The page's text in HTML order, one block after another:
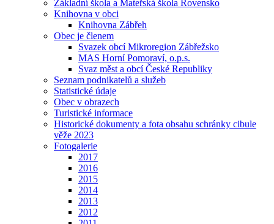
Základní škola a Mateřská škola Rovensko
Knihovna v obci
Knihovna Zábřeh
Obec je členem
Svazek obcí Mikroregion Zábřežsko
MAS Horní Pomoraví, o.p.s.
Svaz měst a obcí České Republiky
Seznam podnikatelů a služeb
Statistické údaje
Obec v obrazech
Turistické informace
Historické dokumenty a fota obsahu schránky cibule
věže 2023
Fotogalerie
2017
2016
2015
2014
2013
2012